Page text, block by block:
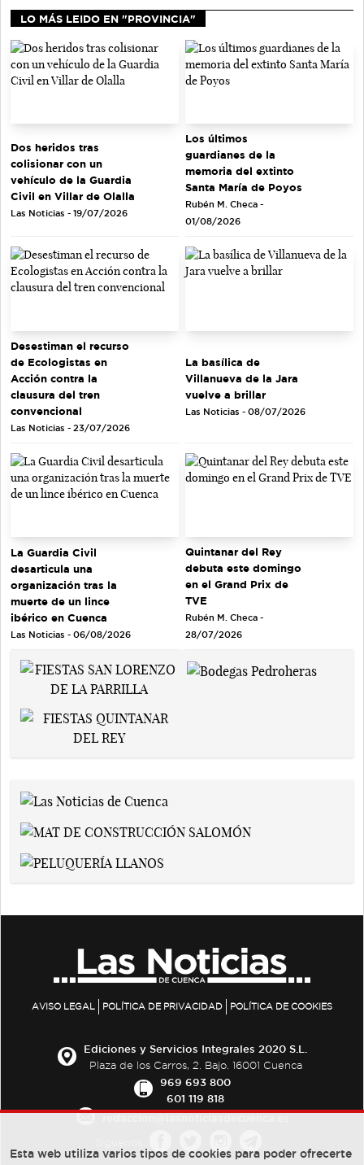
LO MÁS LEIDO EN "PROVINCIA"
Dos heridos tras
colisionar con un
vehículo de la Guardia
Civil en Villar de Olalla
Las Noticias - 19/07/2026
Los últimos
guardianes de la
memoria del extinto
Santa María de Poyos
Rubén M. Checa -
01/08/2026
Desestiman el recurso
de Ecologistas en
Acción contra la
clausura del tren
convencional
Las Noticias - 23/07/2026
La basílica de
Villanueva de la Jara
vuelve a brillar
Las Noticias - 08/07/2026
La Guardia Civil
desarticula una
organización tras la
muerte de un lince
ibérico en Cuenca
Las Noticias - 06/08/2026
Quintanar del Rey
debuta este domingo
en el Grand Prix de
TVE
Rubén M. Checa -
28/07/2026
AVISO LEGAL POLÍTICA DE PRIVACIDAD POLÍTICA DE COOKIES
Ediciones y Servicios Integrales 2020 S.L.
Plaza de los Carros, 2. Bajo. 16001 Cuenca
969 693 800
601 119 818
Esta web utiliza varios tipos de cookies para poder ofrecerte